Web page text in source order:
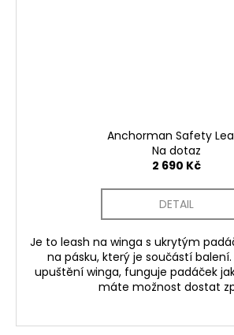
Anchorman Safety
Na dotaz
2 690 Kč
DETAIL
Je to leash na winga s ukrytým
na pásku, který je součástí
upuštění winga, funguje padáček
máte možnost dostat